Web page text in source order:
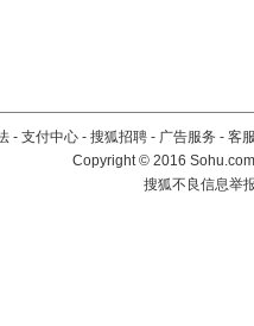
- 支付中心 - 搜狐招聘 - 广告服务 - 客
Copyright©2016
搜狐不良信息举